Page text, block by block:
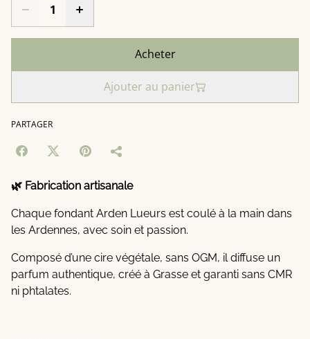
Acheter
Ajouter au panier
PARTAGER
🌿 Fabrication artisanale
Chaque fondant Arden Lueurs est coulé à la main dans
les Ardennes, avec soin et passion.
Composé d’une cire végétale, sans OGM, il diffuse un
parfum authentique, créé à Grasse et garanti sans CMR
ni phtalates.